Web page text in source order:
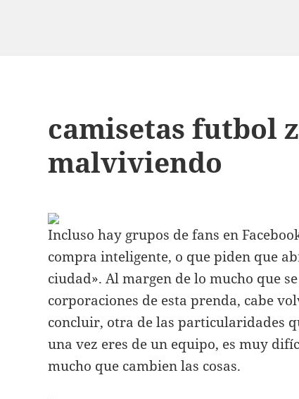
camisetas futbol
malviviendo
Incluso hay grupos de fans en
compra inteligente, o que piden que
ciudad». Al margen de lo mucho que
corporaciones de esta prenda, cabe
concluir, otra de las particularidades
una vez eres de un equipo, es muy
mucho que cambien las cosas.